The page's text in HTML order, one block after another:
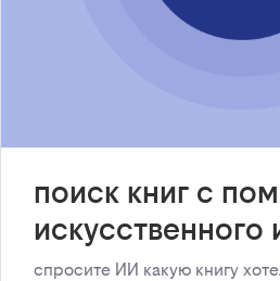
поиск книг с
искусственного
спросите ИИ какую книгу